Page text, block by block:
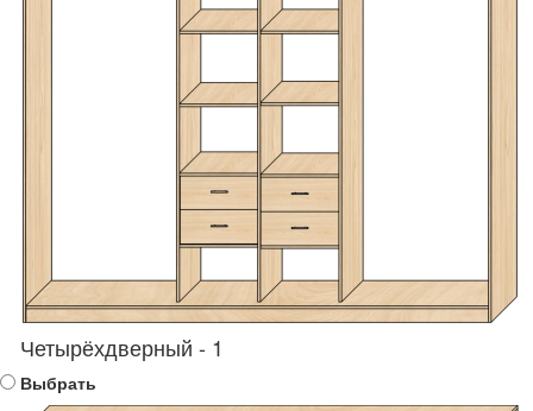
Четырёхдверный - 1
Выбрать